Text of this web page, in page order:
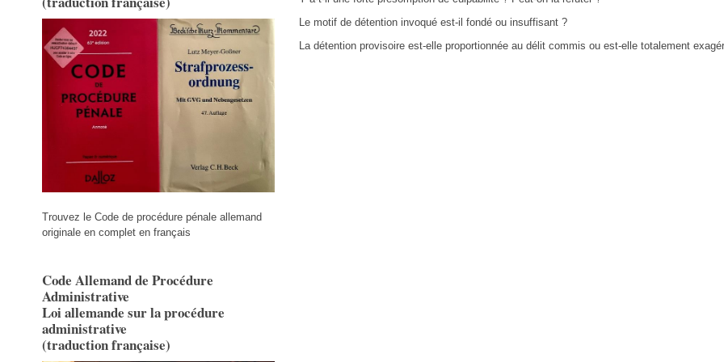
Le motif de détention invoqué est-il fondé ou insuffisant ?
La détention provisoire est-elle proportionnée au délit commis ou est-elle totalement
Trouvez le Code de procédure pénale allemand
originale en complet en français
Code Allemand de Procédure
Administrative
Loi allemande sur la procédure
administrative
(traduction française)